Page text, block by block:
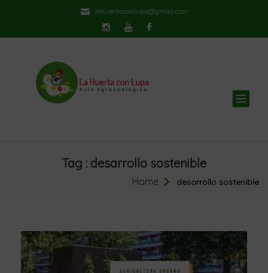
lahuertaconlupa@gmail.com
Tag : desarrollo sostenible
Home desarrollo sostenible